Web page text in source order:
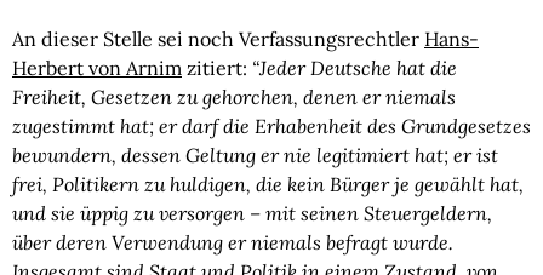
An dieser Stelle sei noch Verfassungsrechtler Hans-
Herbert von Arnim zitiert: “Jeder Deutsche hat die
Freiheit, Gesetzen zu gehorchen, denen er niemals
zugestimmt hat; er darf die Erhabenheit des Grundgesetzes
bewundern, dessen Geltung er nie legitimiert hat; er ist
frei, Politikern zu huldigen, die kein Bürger je gewählt hat,
und sie üppig zu versorgen – mit seinen Steuergeldern,
über deren Verwendung er niemals befragt wurde.